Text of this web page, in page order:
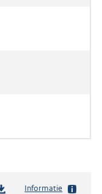
Informatie